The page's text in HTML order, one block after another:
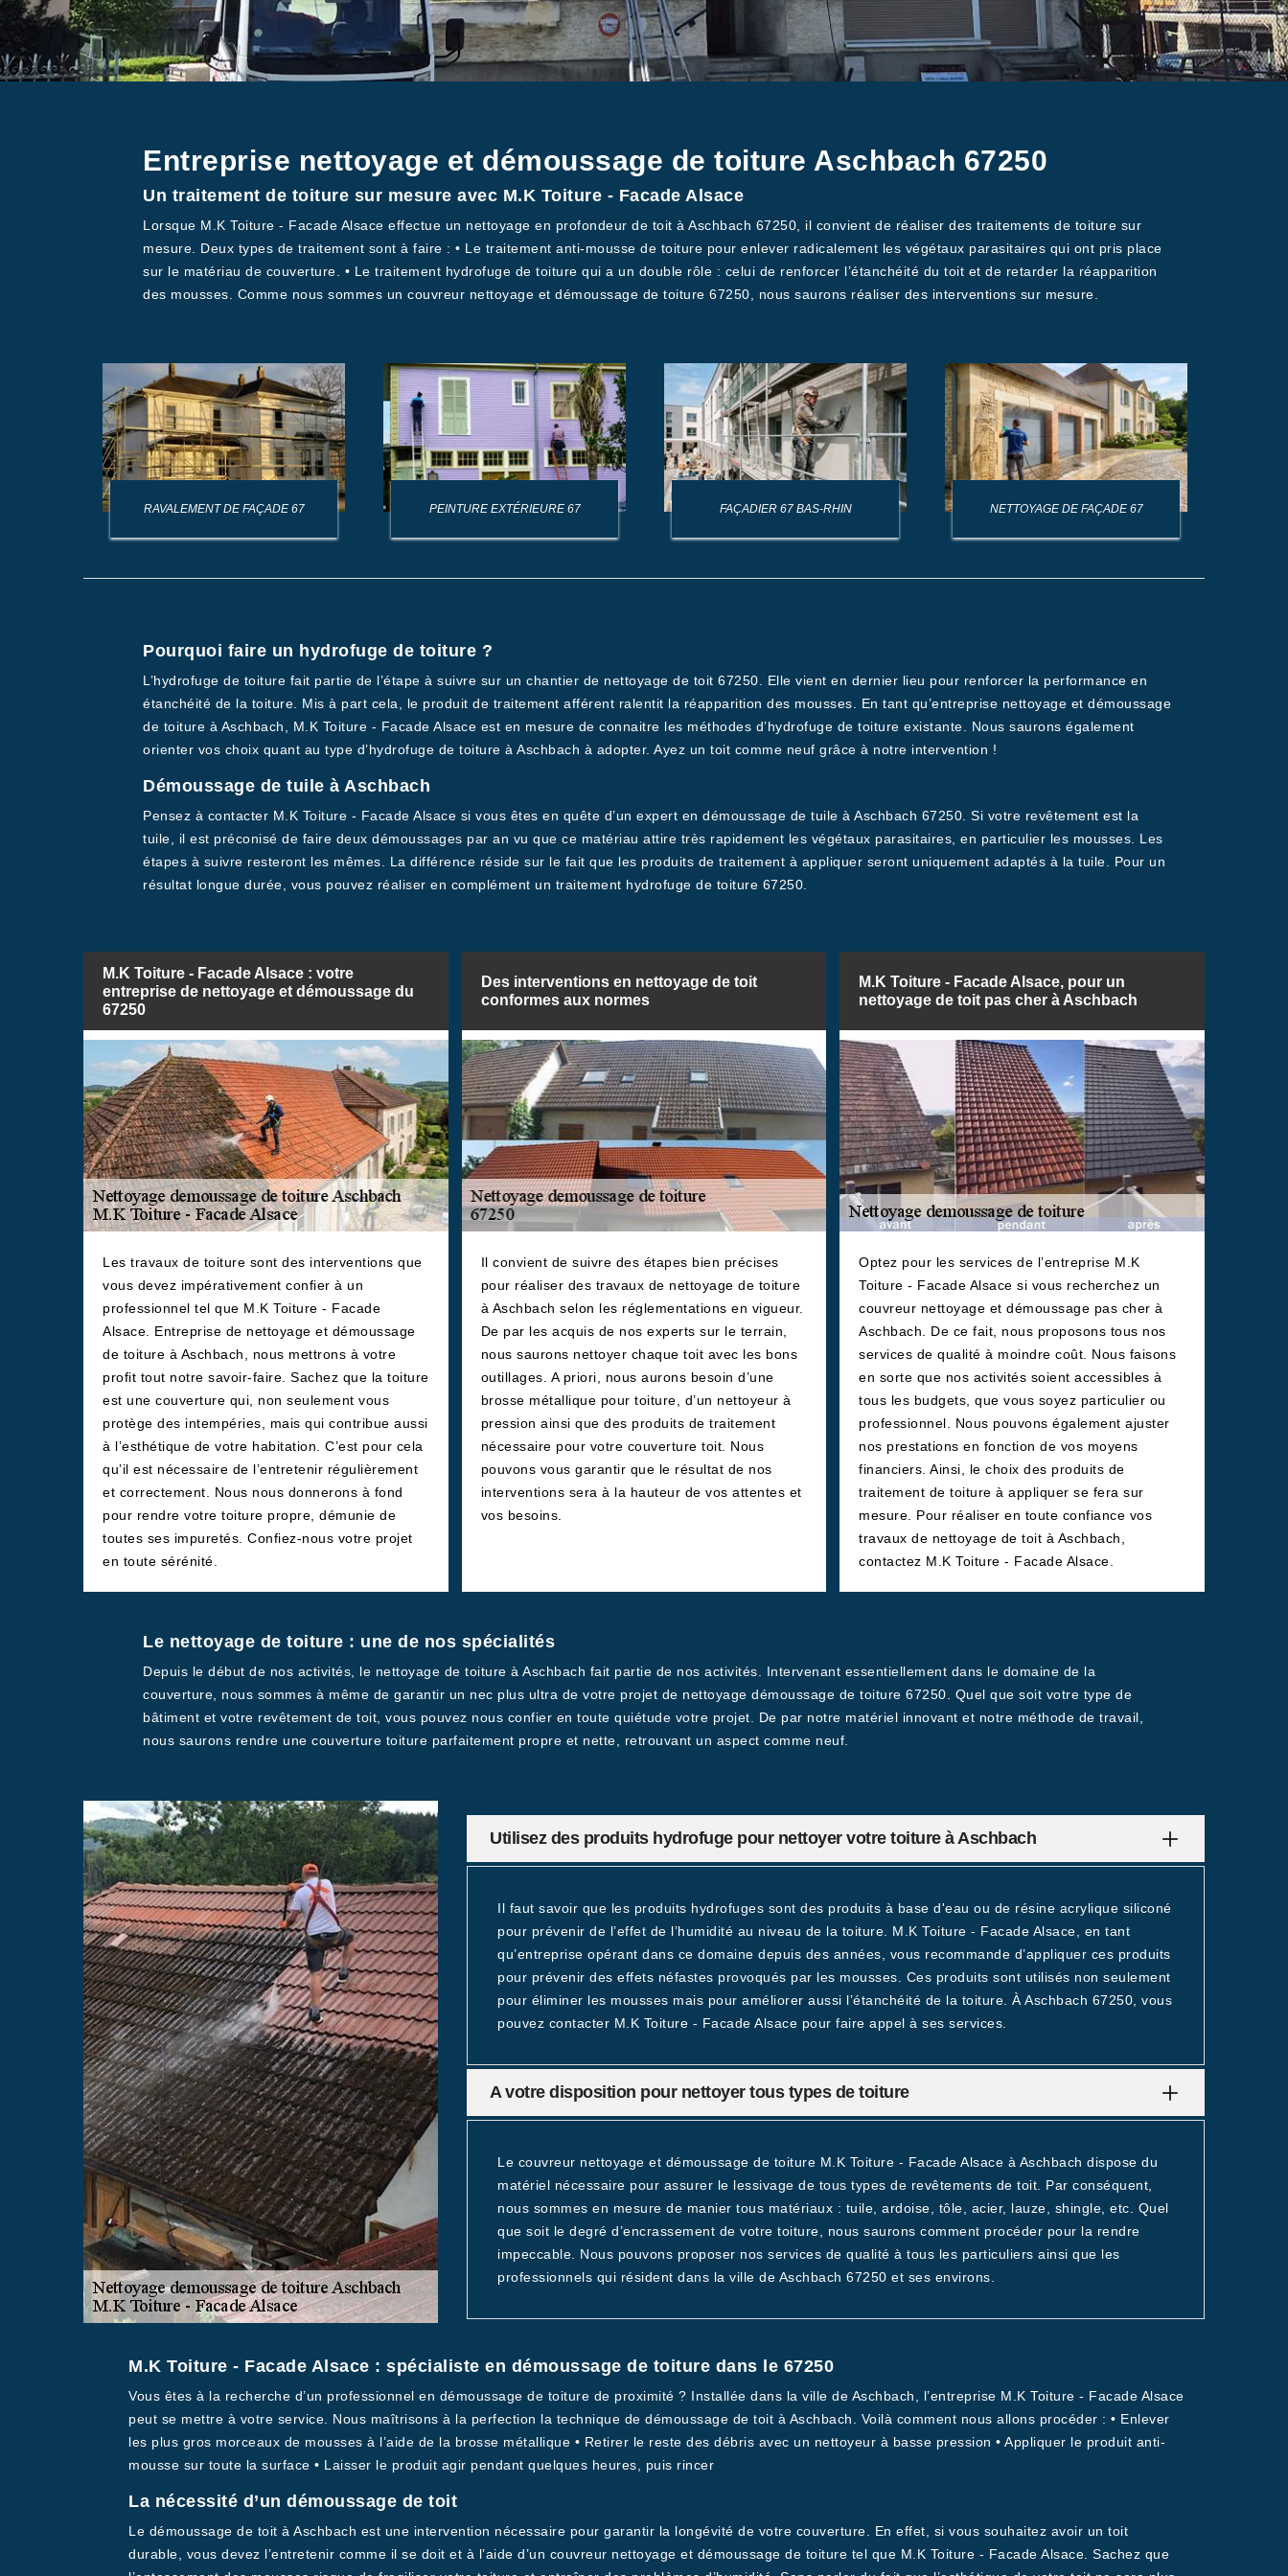
Entreprise nettoyage et démoussage de toiture Aschbach 67250
Un traitement de toiture sur mesure avec M.K Toiture - Facade Alsace
Lorsque M.K Toiture - Facade Alsace effectue un nettoyage en profondeur de toit à Aschbach 67250, il convient de réaliser des traitements de toiture sur
mesure. Deux types de traitement sont à faire : • Le traitement anti-mousse de toiture pour enlever radicalement les végétaux parasitaires qui ont pris place
sur le matériau de couverture. • Le traitement hydrofuge de toiture qui a un double rôle : celui de renforcer l’étanchéité du toit et de retarder la réapparition
des mousses. Comme nous sommes un couvreur nettoyage et démoussage de toiture 67250, nous saurons réaliser des interventions sur mesure.
RAVALEMENT DE FAÇADE 67 PEINTURE EXTÉRIEURE 67 FAÇADIER 67 BAS-RHIN NETTOYAGE DE FAÇADE 67
Pourquoi faire un hydrofuge de toiture ?
L’hydrofuge de toiture fait partie de l’étape à suivre sur un chantier de nettoyage de toit 67250. Elle vient en dernier lieu pour renforcer la performance en
étanchéité de la toiture. Mis à part cela, le produit de traitement afférent ralentit la réapparition des mousses. En tant qu’entreprise nettoyage et démoussage
de toiture à Aschbach, M.K Toiture - Facade Alsace est en mesure de connaitre les méthodes d’hydrofuge de toiture existante. Nous saurons également
orienter vos choix quant au type d’hydrofuge de toiture à Aschbach à adopter. Ayez un toit comme neuf grâce à notre intervention !
Démoussage de tuile à Aschbach
Pensez à contacter M.K Toiture - Facade Alsace si vous êtes en quête d’un expert en démoussage de tuile à Aschbach 67250. Si votre revêtement est la
tuile, il est préconisé de faire deux démoussages par an vu que ce matériau attire très rapidement les végétaux parasitaires, en particulier les mousses. Les
étapes à suivre resteront les mêmes. La différence réside sur le fait que les produits de traitement à appliquer seront uniquement adaptés à la tuile. Pour un
résultat longue durée, vous pouvez réaliser en complément un traitement hydrofuge de toiture 67250.
M.K Toiture - Facade Alsace : votre
entreprise de nettoyage et démoussage du
67250
Les travaux de toiture sont des interventions que
vous devez impérativement confier à un
professionnel tel que M.K Toiture - Facade
Alsace. Entreprise de nettoyage et démoussage
de toiture à Aschbach, nous mettrons à votre
profit tout notre savoir-faire. Sachez que la toiture
est une couverture qui, non seulement vous
protège des intempéries, mais qui contribue aussi
à l’esthétique de votre habitation. C’est pour cela
qu’il est nécessaire de l’entretenir régulièrement
et correctement. Nous nous donnerons à fond
pour rendre votre toiture propre, démunie de
toutes ses impuretés. Confiez-nous votre projet
en toute sérénité.
Des interventions en nettoyage de toit
conformes aux normes
Il convient de suivre des étapes bien précises
pour réaliser des travaux de nettoyage de toiture
à Aschbach selon les réglementations en vigueur.
De par les acquis de nos experts sur le terrain,
nous saurons nettoyer chaque toit avec les bons
outillages. A priori, nous aurons besoin d’une
brosse métallique pour toiture, d’un nettoyeur à
pression ainsi que des produits de traitement
nécessaire pour votre couverture toit. Nous
pouvons vous garantir que le résultat de nos
interventions sera à la hauteur de vos attentes et
vos besoins.
M.K Toiture - Facade Alsace, pour un
nettoyage de toit pas cher à Aschbach
Optez pour les services de l’entreprise M.K
Toiture - Facade Alsace si vous recherchez un
couvreur nettoyage et démoussage pas cher à
Aschbach. De ce fait, nous proposons tous nos
services de qualité à moindre coût. Nous faisons
en sorte que nos activités soient accessibles à
tous les budgets, que vous soyez particulier ou
professionnel. Nous pouvons également ajuster
nos prestations en fonction de vos moyens
financiers. Ainsi, le choix des produits de
traitement de toiture à appliquer se fera sur
mesure. Pour réaliser en toute confiance vos
travaux de nettoyage de toit à Aschbach,
contactez M.K Toiture - Facade Alsace.
Le nettoyage de toiture : une de nos spécialités
Depuis le début de nos activités, le nettoyage de toiture à Aschbach fait partie de nos activités. Intervenant essentiellement dans le domaine de la
couverture, nous sommes à même de garantir un nec plus ultra de votre projet de nettoyage démoussage de toiture 67250. Quel que soit votre type de
bâtiment et votre revêtement de toit, vous pouvez nous confier en toute quiétude votre projet. De par notre matériel innovant et notre méthode de travail,
nous saurons rendre une couverture toiture parfaitement propre et nette, retrouvant un aspect comme neuf.
Utilisez des produits hydrofuge pour nettoyer votre toiture à Aschbach
Il faut savoir que les produits hydrofuges sont des produits à base d'eau ou de résine acrylique siliconé
pour prévenir de l’effet de l’humidité au niveau de la toiture. M.K Toiture - Facade Alsace, en tant
qu’entreprise opérant dans ce domaine depuis des années, vous recommande d’appliquer ces produits
pour prévenir des effets néfastes provoqués par les mousses. Ces produits sont utilisés non seulement
pour éliminer les mousses mais pour améliorer aussi l’étanchéité de la toiture. À Aschbach 67250, vous
pouvez contacter M.K Toiture - Facade Alsace pour faire appel à ses services.
A votre disposition pour nettoyer tous types de toiture
Le couvreur nettoyage et démoussage de toiture M.K Toiture - Facade Alsace à Aschbach dispose du
matériel nécessaire pour assurer le lessivage de tous types de revêtements de toit. Par conséquent,
nous sommes en mesure de manier tous matériaux : tuile, ardoise, tôle, acier, lauze, shingle, etc. Quel
que soit le degré d’encrassement de votre toiture, nous saurons comment procéder pour la rendre
impeccable. Nous pouvons proposer nos services de qualité à tous les particuliers ainsi que les
professionnels qui résident dans la ville de Aschbach 67250 et ses environs.
M.K Toiture - Facade Alsace : spécialiste en démoussage de toiture dans le 67250
Vous êtes à la recherche d’un professionnel en démoussage de toiture de proximité ? Installée dans la ville de Aschbach, l’entreprise M.K Toiture - Facade Alsace
peut se mettre à votre service. Nous maîtrisons à la perfection la technique de démoussage de toit à Aschbach. Voilà comment nous allons procéder : • Enlever
les plus gros morceaux de mousses à l’aide de la brosse métallique • Retirer le reste des débris avec un nettoyeur à basse pression • Appliquer le produit anti-
mousse sur toute la surface • Laisser le produit agir pendant quelques heures, puis rincer
La nécessité d’un démoussage de toit
Le démoussage de toit à Aschbach est une intervention nécessaire pour garantir la longévité de votre couverture. En effet, si vous souhaitez avoir un toit
durable, vous devez l’entretenir comme il se doit et à l’aide d’un couvreur nettoyage et démoussage de toiture tel que M.K Toiture - Facade Alsace. Sachez que